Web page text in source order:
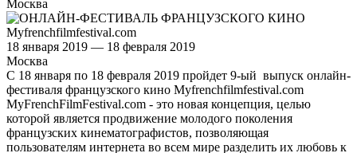
Москва
18 января 2019 — 18 февраля 2019
Москва
С 18 января по 18 февраля 2019 пройдет 9-ый выпуск онлайн-
фестиваля французского кино Myfrenchfilmfestival.com
MyFrenchFilmFestival.com - это новая концепция, целью
которой является продвижение молодого поколения
французских кинематографистов, позволяющая
пользователям интернета во всем мире разделить их любовь к